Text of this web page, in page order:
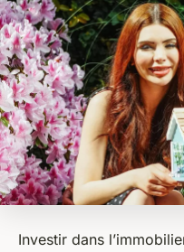
Investir dans